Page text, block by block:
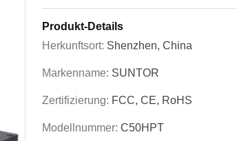
Produkt-Details
Herkunftsort: Shenzhen, China
Markenname: SUNTOR
Zertifizierung: FCC, CE, RoHS
Modellnummer: C50HPT